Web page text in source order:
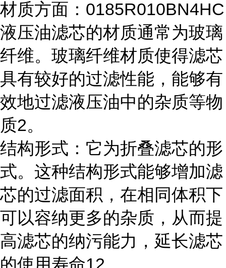
材质方面：0185R010BN4HC
液压油滤芯的材质通常为玻璃
纤维。玻璃纤维材质使得滤芯
具有较好的过滤性能，能够有
效地过滤液压油中的杂质等物
质2。
结构形式：它为折叠滤芯的形
式。这种结构形式能够增加滤
芯的过滤面积，在相同体积下
可以容纳更多的杂质，从而提
高滤芯的纳污能力，延长滤芯
的使用寿命12。